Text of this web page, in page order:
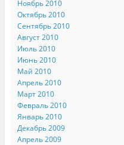
Ноябрь 2010
Октябрь 2010
Сентябрь 2010
Август 2010
Июль 2010
Июнь 2010
Май 2010
Апрель 2010
Март 2010
Февраль 2010
Январь 2010
Декабрь 2009
Апрель 2009